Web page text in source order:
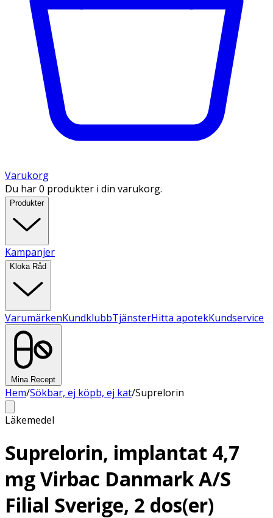
Varukorg
Du har 0 produkter i din varukorg.
Produkter
Kampanjer
Kloka Råd
VarumärkenKundklubbTjänsterHitta apotekKundservice
Mina Recept
Hem/Sökbar, ej köpb, ej kat/Suprelorin
Läkemedel
Suprelorin, implantat 4,7
mg Virbac Danmark A/S
Filial Sverige, 2 dos(er)